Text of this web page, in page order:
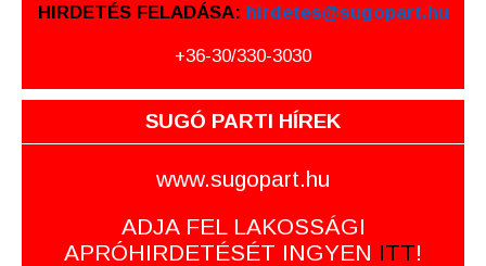
HIRDETÉS FELADÁSA: hirdetes@sugopart.hu
+36-30/330-3030
SUGÓ PARTI HÍREK
www.sugopart.hu
ADJA FEL LAKOSSÁGI
APRÓHIRDETÉSÉT INGYEN ITT!